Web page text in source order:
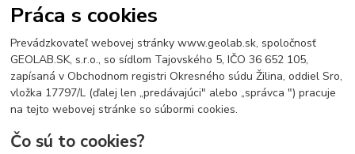
Práca s cookies
Prevádzkovateľ webovej stránky www.geolab.sk, spoločnosť
GEOLAB.SK, s.r.o., so sídlom Tajovského 5, IČO 36 652 105,
zapísaná v Obchodnom registri Okresného súdu Žilina, oddiel Sro,
vložka 17797/L (ďalej len „predávajúci" alebo „správca ") pracuje
na tejto webovej stránke so súbormi cookies.
Čo sú to cookies?